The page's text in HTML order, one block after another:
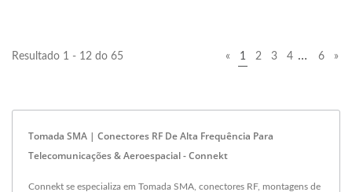
Resultado 1 - 12 do 65 « 1 2 3 4 … 6 »
Tomada SMA | Conectores RF De Alta Frequência Para
Telecomunicações & Aeroespacial - Connekt
Connekt se especializa em Tomada SMA, conectores RF, montagens de